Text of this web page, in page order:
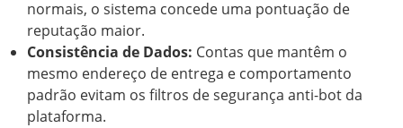
normais, o sistema concede uma pontuação de
reputação maior.
Consistência de Dados: Contas que mantêm o
mesmo endereço de entrega e comportamento
padrão evitam os filtros de segurança anti-bot da
plataforma.